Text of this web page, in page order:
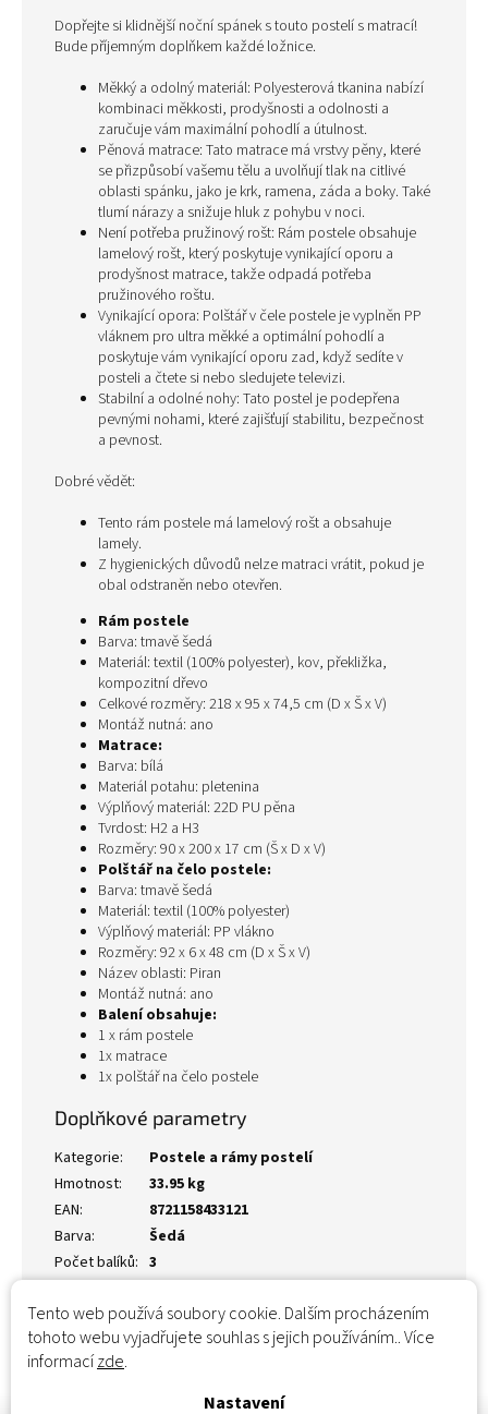
Tento web používá soubory cookie. Dalším procházením
tohoto webu vyjadřujete souhlas s jejich používáním.. Více
informacízde.
Nastavení
Dopřejte si klidnější noční spánek s touto postelí s matrací!
Bude příjemným doplňkem každé ložnice.
Měkký a odolný materiál: Polyesterová tkanina nabízí
kombinaci měkkosti, prodyšnosti a odolnosti a
zaručuje vám maximální pohodlí a útulnost.
Pěnová matrace: Tato matrace má vrstvy pěny, které
se přizpůsobí vašemu tělu a uvolňují tlak na citlivé
oblasti spánku, jako je krk, ramena, záda a boky. Také
tlumí nárazy a snižuje hluk z pohybu v noci.
Není potřeba pružinový rošt: Rám postele obsahuje
lamelový rošt, který poskytuje vynikající oporu a
prodyšnost matrace, takže odpadá potřeba
pružinového roštu.
Vynikající opora: Polštář v čele postele je vyplněn PP
vláknem pro ultra měkké a optimální pohodlí a
poskytuje vám vynikající oporu zad, když sedíte v
posteli a čtete si nebo sledujete televizi.
Stabilní a odolné nohy: Tato postel je podepřena
pevnými nohami, které zajišťují stabilitu, bezpečnost
a pevnost.
Dobré vědět:
Tento rám postele má lamelový rošt a obsahuje
lamely.
Z hygienických důvodů nelze matraci vrátit, pokud je
obal odstraněn nebo otevřen.
Rám postele
Barva: tmavě šedá
Materiál: textil (100% polyester), kov, překližka,
kompozitní dřevo
Celkové rozměry: 218 x 95 x 74,5 cm (D x Š x V)
Montáž nutná: ano
Matrace:
Barva: bílá
Materiál potahu: pletenina
Výplňový materiál: 22D PU pěna
Tvrdost: H2 a H3
Rozměry: 90 x 200 x 17 cm (Š x D x V)
Polštář na čelo postele:
Barva: tmavě šedá
Materiál: textil (100% polyester)
Výplňový materiál: PP vlákno
Rozměry: 92 x 6 x 48 cm (D x Š x V)
Název oblasti: Piran
Montáž nutná: ano
Balení obsahuje:
1 x rám postele
1x matrace
1x polštář na čelo postele
Doplňkové parametry
Kategorie:
Postele a rámy postelí
Hmotnost:
33.95 kg
EAN:
8721158433121
Barva:
Šedá
Počet balíků: 3